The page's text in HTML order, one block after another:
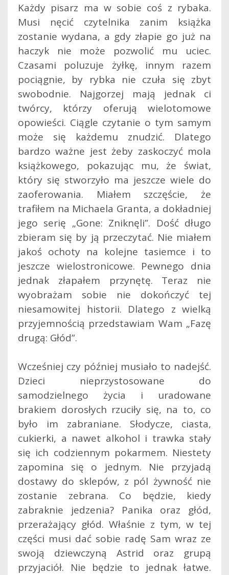
Każdy pisarz ma w sobie coś z rybaka.
Musi nęcić czytelnika zanim książka
zostanie wydana, a gdy złapie go już na
haczyk nie może pozwolić mu uciec.
Czasami poluzuje żyłkę, innym razem
pociągnie, by rybka nie czuła się zbyt
swobodnie. Najgorzej mają jednak ci
twórcy, którzy oferują wielotomowe
opowieści. Ciągle czytanie o tym samym
może się każdemu znudzić. Dlatego
bardzo ważne jest żeby zaskoczyć mola
książkowego, pokazując mu, że świat,
który się stworzyło ma jeszcze wiele do
zaoferowania. Miałem szczęście, że
trafiłem na Michaela Granta, a dokładniej
jego serię „Gone: Zniknęli”. Dość długo
zbieram się by ją przeczytać. Nie miałem
jakoś ochoty na kolejne tasiemce i to
jeszcze wielostronicowe. Pewnego dnia
jednak złapałem przynętę. Teraz nie
wyobrażam sobie nie dokończyć tej
niesamowitej historii. Dlatego z wielką
przyjemnością przedstawiam Wam „Fazę
drugą: Głód”.
Wcześniej czy później musiało to nadejść.
Dzieci nieprzystosowane do
samodzielnego życia i uradowane
brakiem dorosłych rzuciły się, na to, co
było im zabraniane. Słodycze, ciasta,
cukierki, a nawet alkohol i trawka stały
się ich codziennym pokarmem. Niestety
zapomina się o jednym. Nie przyjadą
dostawy do sklepów, z pól żywność nie
zostanie zebrana. Co będzie, kiedy
zabraknie jedzenia? Panika oraz głód,
przerażający głód. Właśnie z tym, w tej
części musi dać sobie radę Sam wraz ze
swoją dziewczyną Astrid oraz grupą
przyjaciół. Nie będzie to jednak łatwe.